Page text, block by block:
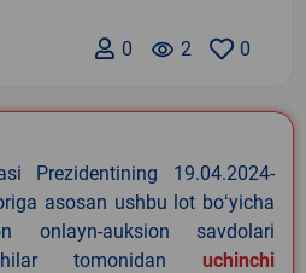
0
remove_red_eye 2
0
Prezidentining 19.04.2024-
asosan ushbu lot boʻyicha
onlayn-auksion savdolari
tomonidan uchinchi